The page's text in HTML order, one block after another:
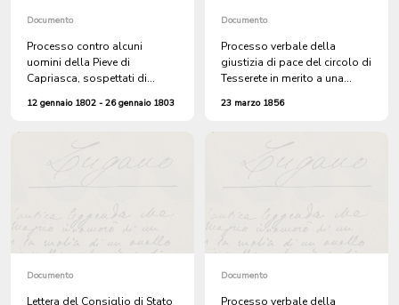
Documento
Processo contro alcuni
uomini della Pieve di
Capriasca, sospettati di
comandano Carlantonio
Lepori detto Spinaccino e
Bernardo Meneghelli di
di contribuzioni di guerra
12 gennaio 1802 - 26 gennaio 1803
Documento
Processo verbale della
giustizia di pace del circolo di
Tesserete in merito a una
Menghetti di Bigorio per il
nella sua cascina al monte
23 marzo 1856
Documento
Lettera del Consiglio di Stato
Documento
Processo verbale della